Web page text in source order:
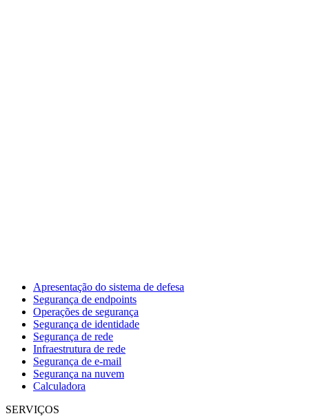
Apresentação do sistema de defesa
Segurança de endpoints
Operações de segurança
Segurança de identidade
Segurança de rede
Infraestrutura de rede
Segurança de e-mail
Segurança na nuvem
Calculadora
SERVIÇOS